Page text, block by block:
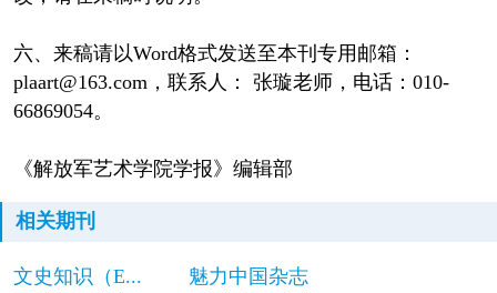
六、来稿请以Word格式发送至本刊专用邮箱：
plaart@163.com，联系人： 张璇老师，电话：010-
66869054。
《解放军艺术学院学报》编辑部
相关期刊
文史知识（E...
魅力中国杂志